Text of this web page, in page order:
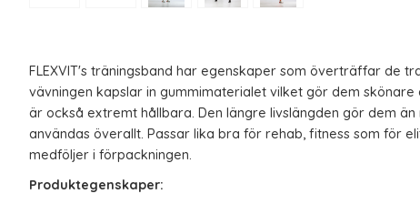
FLEXVIT's träningsband har egenskaper som överträffar de
vävningen kapslar in gummimaterialet vilket gör dem
är också extremt hållbara. Den längre livslängden gör dem
användas överallt. Passar lika bra för rehab, fitness som för
medföljer i förpackningen.
Produktegenskaper: